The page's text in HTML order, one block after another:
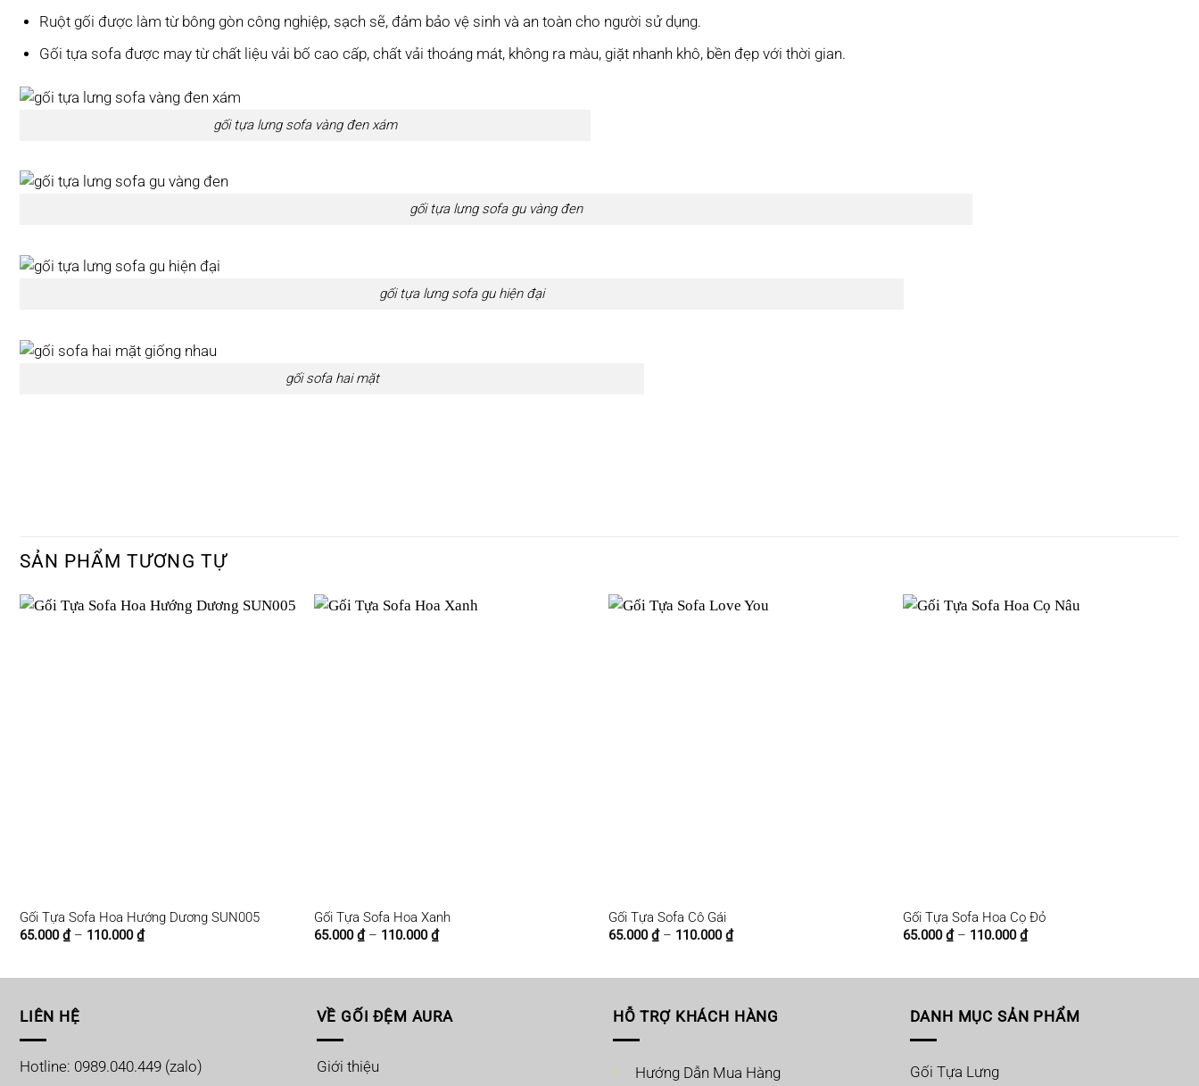
Ruột gối được làm từ bông gòn công nghiệp, sạch sẽ, đảm bảo vệ sinh và an toàn cho người sử dụng.
Gối tựa sofa được may từ chất liệu vải bố cao cấp, chất vải thoáng mát, không ra màu, giặt nhanh khô, bền đẹp với thời gian.
gối tựa lưng sofa vàng đen xám
gối tựa lưng sofa gu vàng đen
gối tựa lưng sofa gu hiện đại
gối sofa hai mặt
SẢN PHẨM TƯƠNG TỰ
Gối Tựa Sofa Hoa Hướng Dương SUN005
65.000₫ – 110.000₫Khoảng
giá:
Gối Tựa Sofa Hoa Xanh
65.000₫ – 110.000₫Khoảng
giá:
Gối Tựa Sofa Cô Gái
65.000₫ – 110.000₫Khoảng
giá:
Gối Tựa Sofa Hoa Cọ Đỏ
65.000₫ – 110.000₫Khoảng
giá:
LIÊN HỆ
Hotline: 0989.040.449 (zalo)
VỀ GỐI ĐỆM AURA
Giới thiệu
HỖ TRỢ KHÁCH HÀNG
Hướng Dẫn Mua Hàng
DANH MỤC SẢN PHẨM
Gối Tựa Lưng